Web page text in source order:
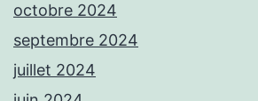
octobre 2024
septembre 2024
juillet 2024